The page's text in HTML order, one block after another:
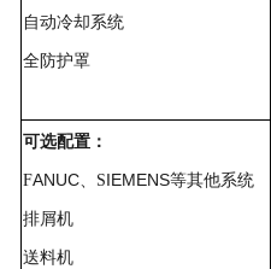
自动冷却系统
全防护罩
可选配置：
FANUC、 SIEMENS等其他系统
排屑机
送料机